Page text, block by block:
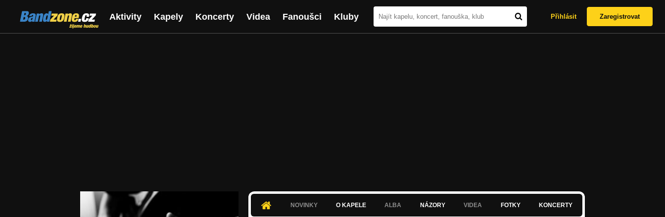
Bandzone.cz
žijeme hudbou
Aktivity Kapely Koncerty Videa Fanoušci Kluby Přihlásit Zaregistrovat
NOVINKY O KAPELE ALBA NÁZORY VIDEA FOTKY KONCERTY